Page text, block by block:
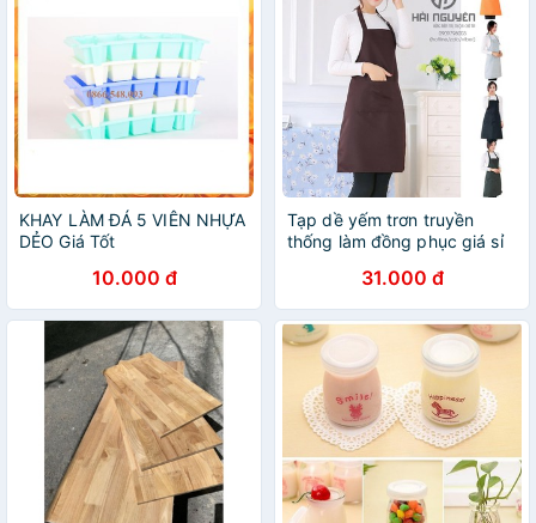
KHAY LÀM ĐÁ 5 VIÊN NHỰA
DẺO Giá Tốt
10.000 đ
Tạp dề yếm trơn truyền
thống làm đồng phục giá sỉ
31.000 đ